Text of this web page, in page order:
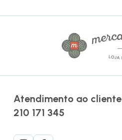
Atendimento ao cliente
210 171 345